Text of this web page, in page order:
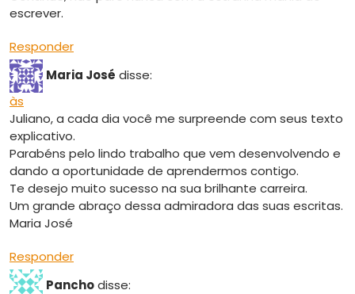
escrever.
Responder
Maria José disse:
às
Juliano, a cada dia você me surpreende com seus texto
explicativo.
Parabéns pelo lindo trabalho que vem desenvolvendo e
dando a oportunidade de aprendermos contigo.
Te desejo muito sucesso na sua brilhante carreira.
Um grande abraço dessa admiradora das suas escritas.
Maria José
Responder
Panchodisse: